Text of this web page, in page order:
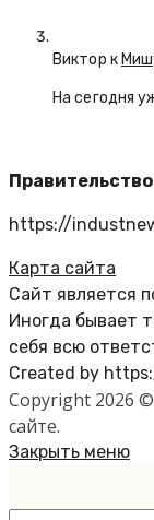
Виктор к
На сегодня
https://
Карта сайта
Сайт является
Иногда бывает
себя всю
Created by
Copyright 2026
сайте.
Закрыть меню